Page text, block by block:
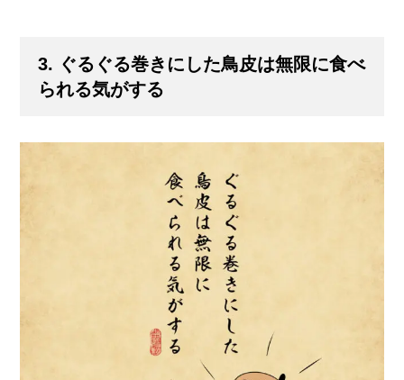
3. ぐるぐる巻きにした鳥皮は無限に食べ
られる気がする